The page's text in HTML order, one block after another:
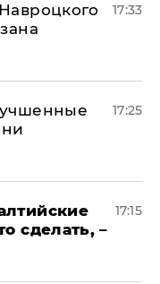
17:33
17:25
сделать, –
17:15